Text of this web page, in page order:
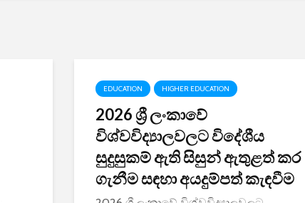
EDUCATION HIGHER EDUCATION
2026 ශ්‍රී ලංකාවේ
විශ්වවිද්‍යාලවලට විදේශීය
සුදුසුකම් ඇති සිසුන් ඇතුළත් කර
ගැනීම සඳහා අයදුම්පත් කැඳවීම